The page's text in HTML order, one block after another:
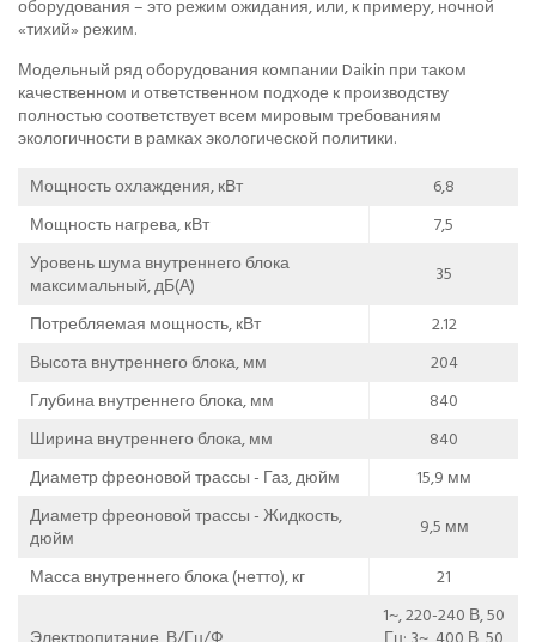
оборудования – это режим ожидания, или, к примеру, ночной
«тихий» режим.
Модельный ряд оборудования компании Daikin при таком
качественном и ответственном подходе к производству
полностью соответствует всем мировым требованиям
экологичности в рамках экологической политики.
Мощность охлаждения, кВт
6,8
Мощность нагрева, кВт
7,5
Уровень шума внутреннего блока
максимальный, дБ(А)
35
Потребляемая мощность, кВт
2.12
Высота внутреннего блока, мм
204
Глубина внутреннего блока, мм
840
Ширина внутреннего блока, мм
840
Диаметр фреоновой трассы - Газ, дюйм
15,9 мм
Диаметр фреоновой трассы - Жидкость,
дюйм
9,5 мм
Масса внутреннего блока (нетто), кг
21
1~, 220-240 В, 50